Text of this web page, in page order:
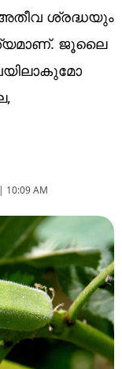
ശ്രദ്ധയും
ജൂലൈ
10:09 AM